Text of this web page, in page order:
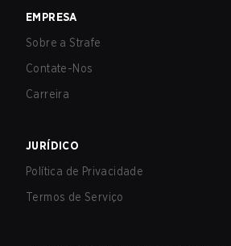
EMPRESA
Sobre a Strafe
Contate-Nos
Carreira
JURÍDICO
Política de Privacidade
Termos de Serviço